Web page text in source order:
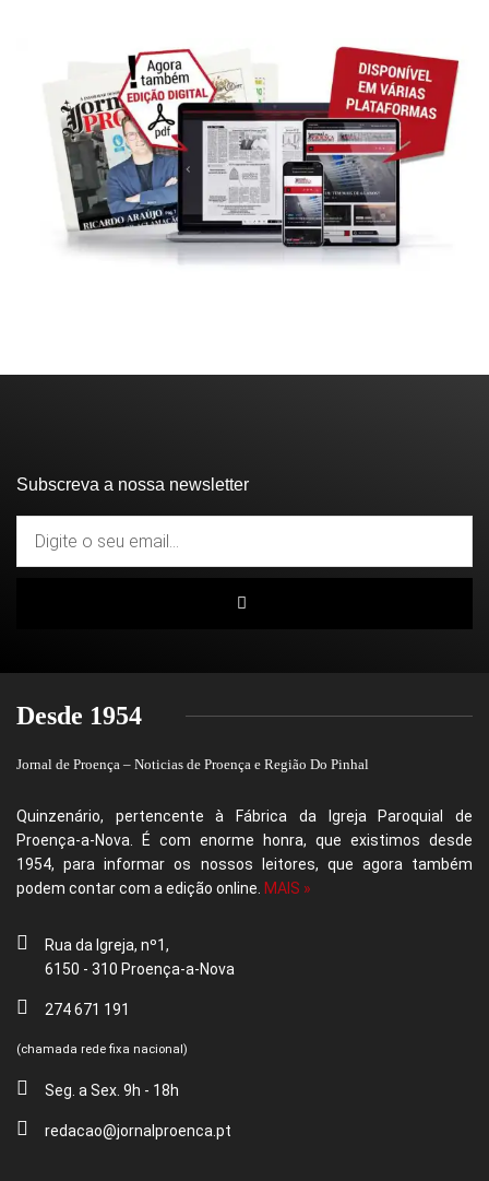
Subscreva a nossa newsletter
Desde 1954
Jornal de Proença – Noticias de Proença e Região Do Pinhal
Quinzenário, pertencente à Fábrica da Igreja Paroquial de
Proença-a-Nova. É com enorme honra, que existimos desde
1954, para informar os nossos leitores, que agora também
podem contar com a edição online. MAIS »
Rua da Igreja, nº1,
6150 - 310 Proença-a-Nova
274 671 191
(chamada rede fixa nacional)
Seg. a Sex. 9h - 18h
redacao@jornalproenca.pt